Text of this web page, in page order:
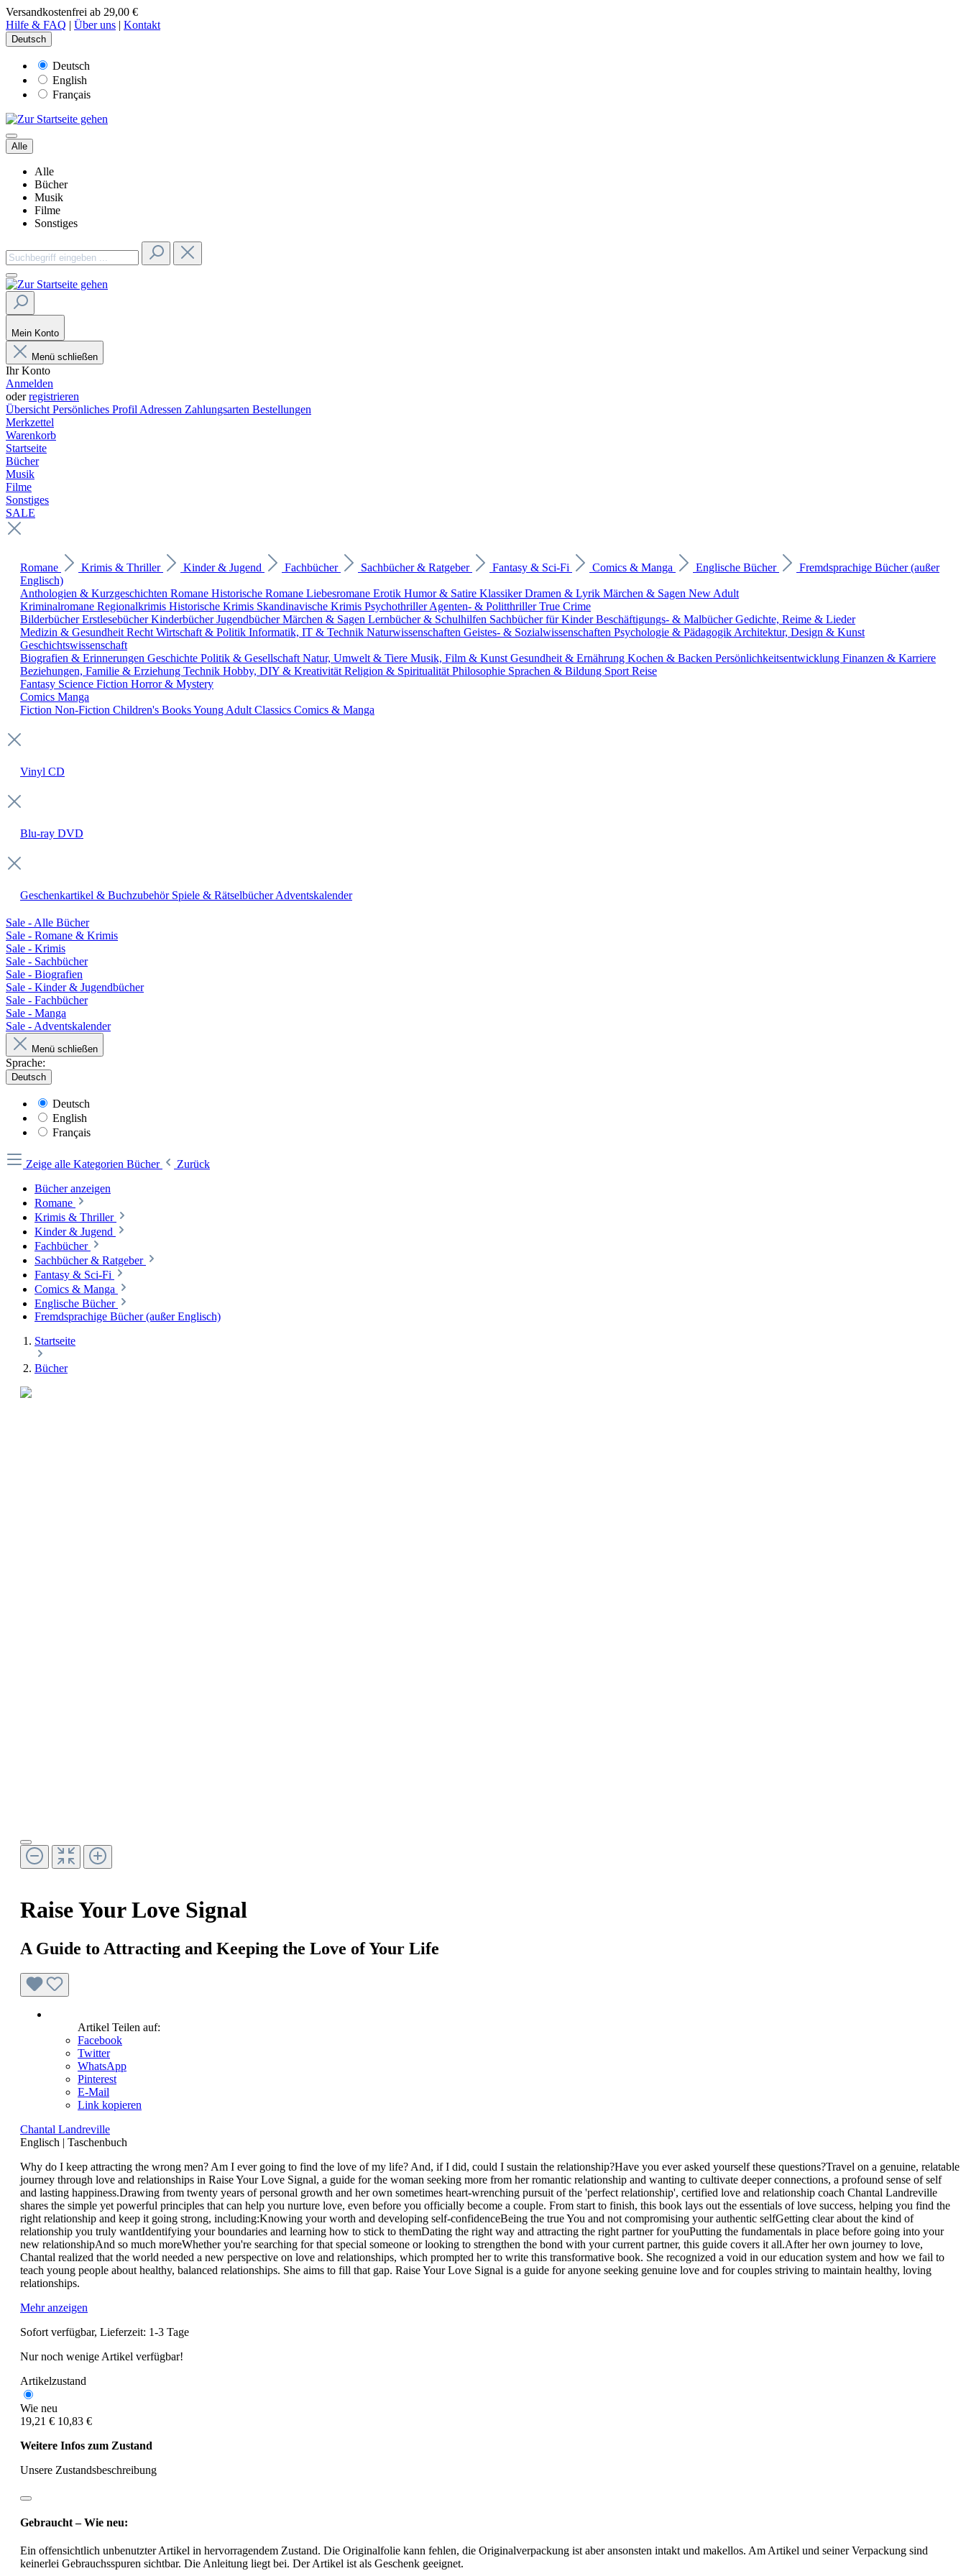
Versandkostenfrei ab 29,00 €
Hilfe & FAQ | Über uns | Kontakt
Deutsch
Deutsch
English
Français
Alle
Alle
Bücher
Musik
Filme
Sonstiges
Mein Konto
Menü schließen
Ihr Konto
Anmelden
oderregistrieren
Übersicht Persönliches Profil Adressen Zahlungsarten Bestellungen
Merkzettel
Warenkorb
Startseite
Bücher
Musik
Filme
Sonstiges
SALE
Romane Krimis & Thriller Kinder & Jugend Fachbücher Sachbücher & Ratgeber Fantasy & Sci-Fi Comics & Manga Englische Bücher
Fremdsprachige Bücher (außer
Englisch)
Anthologien & Kurzgeschichten Romane Historische Romane Liebesromane Erotik Humor & Satire KlassikerDramen & Lyrik Märchen & Sagen New Adult
Kriminalromane Regionalkrimis Historische Krimis Skandinavische Krimis PsychothrillerAgenten- & PolitthrillerTrue Crime
BilderbücherErstlesebücherKinderbücherJugendbücherMärchen & Sagen Lernbücher & Schulhilfen Sachbücher für KinderBeschäftigungs- & MalbücherGedichte, Reime & Lieder
Medizin & Gesundheit Recht Wirtschaft & Politik Informatik, IT & Technik Naturwissenschaften Geistes- & Sozialwissenschaften Psychologie & Pädagogik Architektur, Design & Kunst
Geschichtswissenschaft
Biografien & Erinnerungen Geschichte Politik & Gesellschaft Natur, Umwelt & Tiere Musik, Film & Kunst Gesundheit & Ernährung Kochen & Backen Persönlichkeitsentwicklung Finanzen & Karriere
Beziehungen, Familie & Erziehung Technik Hobby, DIY & Kreativität Religion & Spiritualität Philosophie Sprachen & Bildung Sport Reise
Fantasy Science Fiction Horror & Mystery
Comics Manga
Fiction Non-Fiction Children's BooksYoung Adult Classics Comics & Manga
Vinyl CD
Blu-ray DVD
Geschenkartikel & Buchzubehör Spiele & RätselbücherAdventskalender
Sale - Alle Bücher
Sale - Romane & Krimis
Sale - Krimis
Sale - Sachbücher
Sale - Biografien
Sale - Kinder & Jugendbücher
Sale - Fachbücher
Sale - Manga
Sale - Adventskalender
Menü schließen
Sprache:
Deutsch
Deutsch
English
Français
Zeige alle Kategorien Bücher
Zurück
Bücher anzeigen
Romane
Krimis & Thriller
Kinder & Jugend
Fachbücher
Sachbücher & Ratgeber
Fantasy & Sci-Fi
Comics & Manga
Englische Bücher
Fremdsprachige Bücher (außer Englisch)
Startseite
Bücher
Raise Your Love Signal
A Guide to Attracting and Keeping the Love of Your Life
Artikel Teilen auf:
Facebook
Twitter
WhatsApp
Pinterest
E-Mail
Link kopieren
Chantal Landreville
Englisch | Taschenbuch
Why do I keep attracting the wrong men? Am I ever going to find the love of my life? And, if I did, could I sustain the relationship?Have you ever asked yourself these questions?Travel on a genuine, relatable
journey through love and relationships in Raise Your Love Signal, a guide for the woman seeking more from her romantic relationship and wanting to cultivate deeper connections, a profound sense of self
and lasting happiness.Drawing from twenty years of personal growth and her own sometimes heart-wrenching pursuit of the 'perfect relationship', certified love and relationship coach Chantal Landreville
shares the simple yet powerful principles that can help you nurture love, even before you officially become a couple. From start to finish, this book lays out the essentials of love success, helping you find the
right relationship and keep it going strong, including:Knowing your worth and developing self-confidenceBeing the true You and not compromising your authentic selfGetting clear about the kind of
relationship you truly wantIdentifying your boundaries and learning how to stick to themDating the right way and attracting the right partner for youPutting the fundamentals in place before going into your
new relationshipAnd so much moreWhether you're searching for that special someone or looking to strengthen the bond with your current partner, this guide covers it all.After her own journey to love,
Chantal realized that the world needed a new perspective on love and relationships, which prompted her to write this transformative book. She recognized a void in our education system and how we fail to
teach young people about healthy, balanced relationships. She aims to fill that gap. Raise Your Love Signal is a guide for anyone seeking genuine love and for couples striving to maintain healthy, loving
relationships.
Mehr anzeigen
Sofort verfügbar, Lieferzeit: 1-3 Tage
Nur noch wenige Artikel verfügbar!
Artikelzustand
Wie neu
19,21 € 10,83 €
Weitere Infos zum Zustand
Unsere Zustandsbeschreibung
Gebraucht – Wie neu:
Ein offensichtlich unbenutzter Artikel in hervorragendem Zustand. Die Originalfolie kann fehlen, die Originalverpackung ist aber ansonsten intakt und makellos. Am Artikel und seiner Verpackung sind
keinerlei Gebrauchsspuren sichtbar. Die Anleitung liegt bei. Der Artikel ist als Geschenk geeignet.